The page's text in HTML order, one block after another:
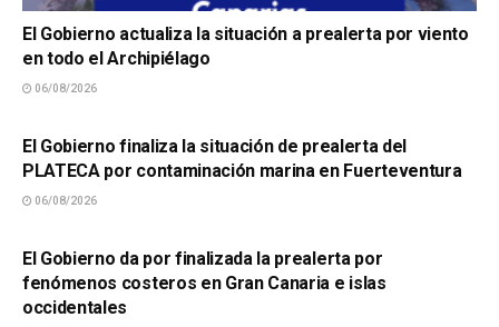
El Gobierno actualiza la situación a prealerta por viento
en todo el Archipiélago
06/08/2026
El Gobierno finaliza la situación de prealerta del
PLATECA por contaminación marina en Fuerteventura
06/08/2026
El Gobierno da por finalizada la prealerta por
fenómenos costeros en Gran Canaria e islas
occidentales